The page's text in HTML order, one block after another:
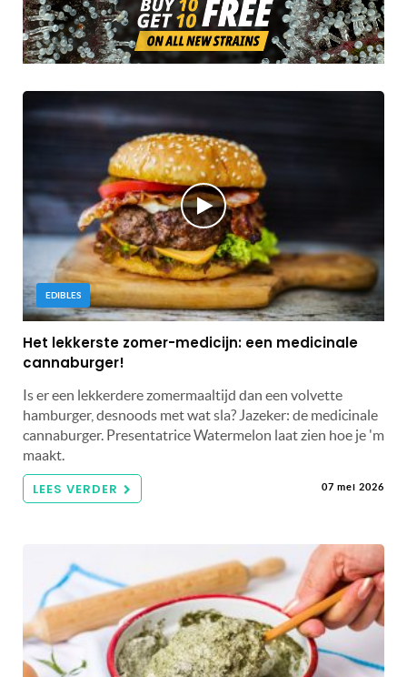
EDIBLES
Het lekkerste zomer-medicijn: een medicinale
cannaburger!
Is er een lekkerdere zomermaaltijd dan een volvette
hamburger, desnoods met wat sla? Jazeker: de medicinale
cannaburger. Presentatrice Watermelon laat zien hoe je 'm
maakt.
LEES VERDER 07 mei 2026